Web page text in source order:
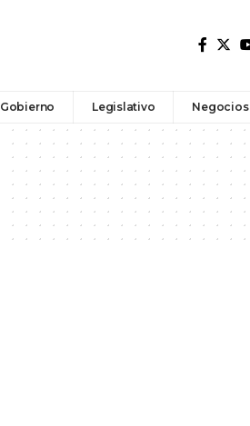
Gobierno Legislativo Negocios